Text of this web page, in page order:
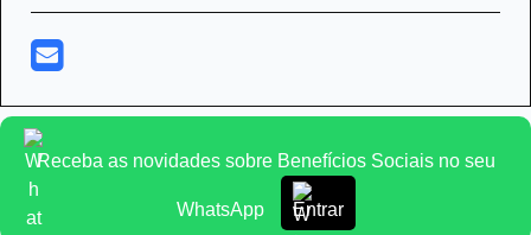
Receba as novidades sobre Benefícios Sociais no seu
WhatsApp Entrar